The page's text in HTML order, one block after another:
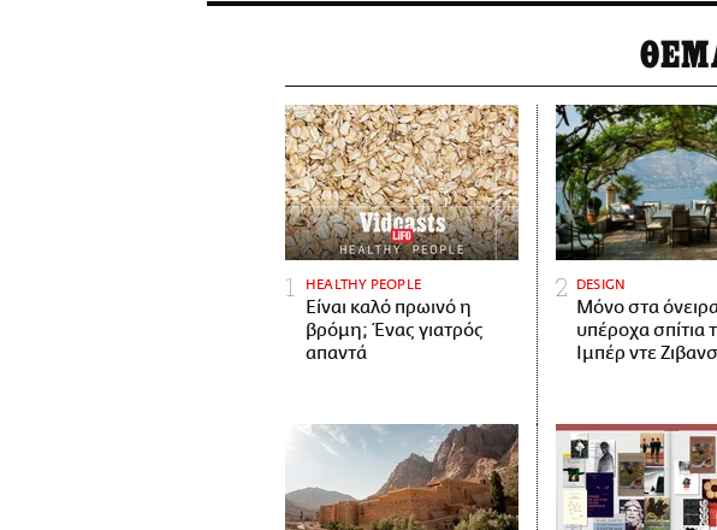
HEALTHY PEOPLE
Είναι καλό πρωινό η
βρόμη; Ένας γιατρός
απαντά
DESIGN
Μόνο στα
υπέροχα σπίτια
Ιμπέρ ντε